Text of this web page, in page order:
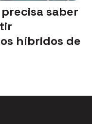
saber
híbridos de